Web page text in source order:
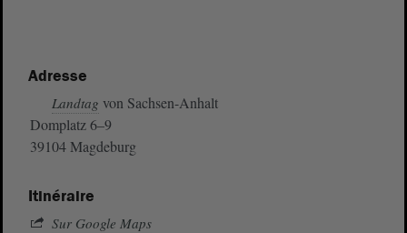
Adresse
Landtag von Sachsen-Anhalt
Domplatz 6–9
39104 Magdeburg
Itinéraire
Sur Google Maps